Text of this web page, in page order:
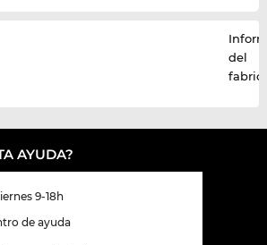
del
AYUDA?
9-18h
de ayuda